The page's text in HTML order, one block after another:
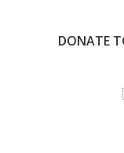
DONATE